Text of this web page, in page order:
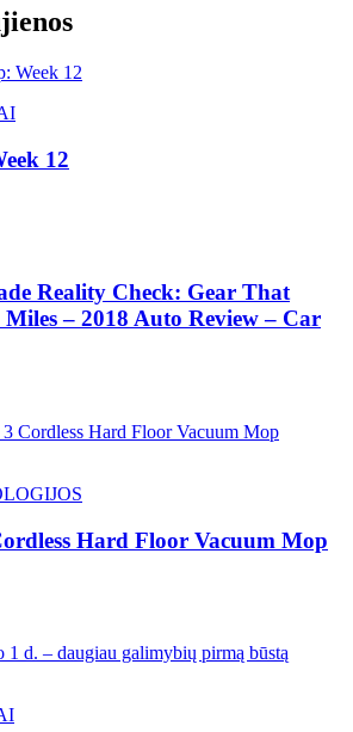
12
Reality Check: Gear That
– 2018 Auto Review – Car
Hard Floor Vacuum Mop